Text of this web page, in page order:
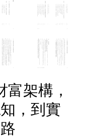
架構，
，到實